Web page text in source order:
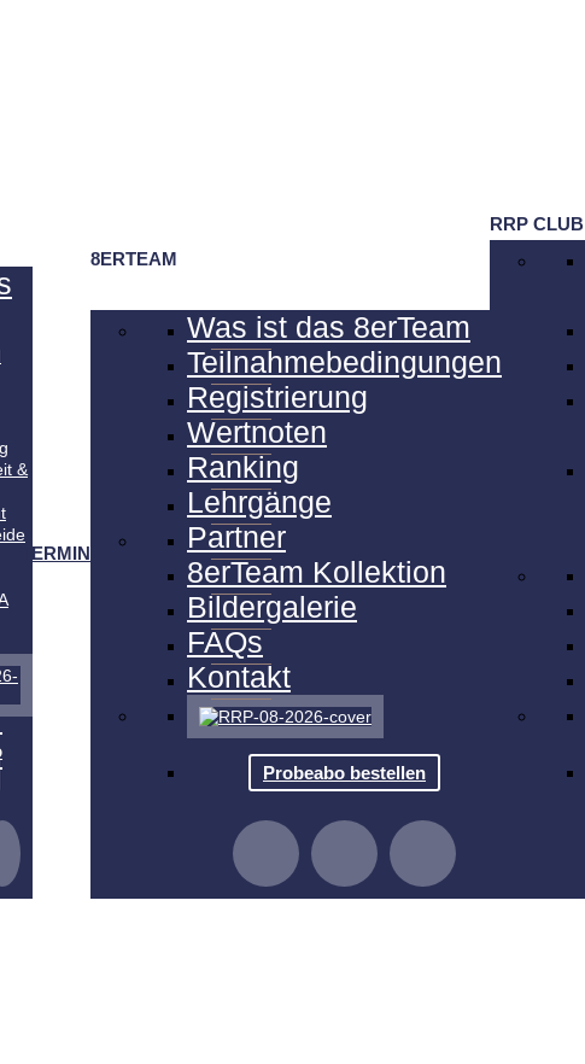
&
TERMINE
8ERTEAM
Was ist das 8erTeam
Teilnahmebedingungen
Registrierung
Wertnoten
Ranking
Lehrgänge
Partner
8erTeam Kollektion
Bildergalerie
FAQs
Kontakt
Probeabo bestellen
RRP CLUB